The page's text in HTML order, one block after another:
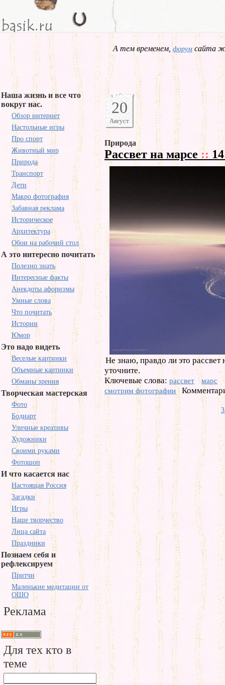
А тем временем,форум сайта
Наша жизнь и все что
вокруг нас.
Обзор интернет
Настольные игры
Про спорт
Животный мир
Природа
Транспорт
Дети
Макро фотография
Забавная реклама
Историческое
Архитектура
Обои на рабочий стол
А это интересно почитать
Полезно знать
Интересные факты
Анекдоты афоризмы
Умные слова
Что почитать
Истории
Юмор
Это надо видеть
Веселые картинки
Объемные картинки
Обманы зрения
Творческая мастерская
Фото
Бодиарт
Уличные креативы
Художники
Своими руками
Фотошоп
И что касается нас
Настоящая Россия
Загадки
Игры
Наше творчество
Лица сайта
Праздники
Познаем себя и
рефлексируем
Притчи
Маленькие медитации от
ОШО
Реклама
Для тех кто в
теме
20
Август
Природа
Рассвет на марсе::
Не знаю, правдо ли это рассвет
уточните.
Ключевые слова: рассвет
марс
смотрим фотографии